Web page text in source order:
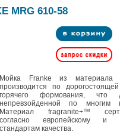
MRG 610-58
Мойка Franke из материала
производится по дорогостоящей
горячего формования, что
непревзойденной по многим
Материал fragranite+™
согласно европейскому и
стандартам качества.